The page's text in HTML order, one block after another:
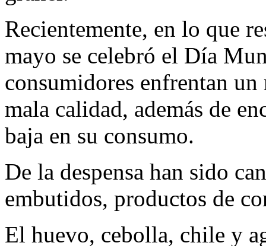
Recientemente, en lo que
mayo se celebró el Día
consumidores enfrentan
mala calidad, además de
baja en su consumo.
De la despensa han sido
embutidos, productos de
El huevo, cebolla, chile y